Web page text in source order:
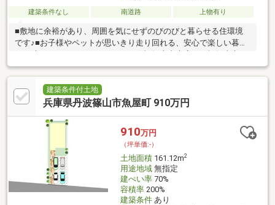
建築条件なし 南道路 上物有り
■敷地に余裕があり、周囲を気にせずのびのびと暮らせる住環境
です♪■お子様やペットが思いきり走り回れる、安心で楽しい暮ら
しが叶います♪○アーキホームライフ福知山中央店では福知山市・
綾部市を中心に、地域密着ナンバー１を目指しています！○家を
買いたい・売りたい・リフォームしたいお客様にたくさんの情報
を迅速に提供いたします！○物件情報・住宅ローンetc...どんな事
でもお気軽にご相談ください！○見るだけOK!聞くだけOK!ご相談
建築条件付土地
兵庫県丹波篠山市魚屋町 910万円
910万円
（坪単価:-）
土地面積161.12m2
用途地域無指定
建ぺい率70%
容積率200%
建築条件あり